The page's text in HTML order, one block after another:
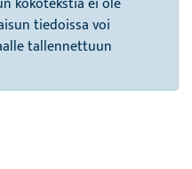
tiedoissa voi
tallennettuun